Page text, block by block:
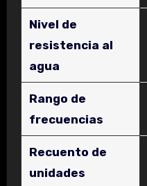
Nivel de
resistencia al
agua
Rango de
frecuencias
Recuento de
unidades